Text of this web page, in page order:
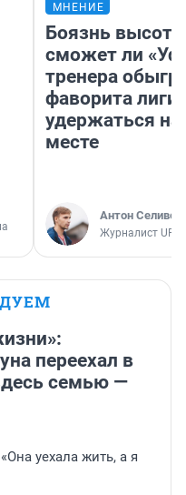
МНЕНИЕ
Боязнь
сможет ли
тренера
фаворита лиги
удержаться
месте
Антон
Журналист
переехал в
семью —
уехала жить, а я